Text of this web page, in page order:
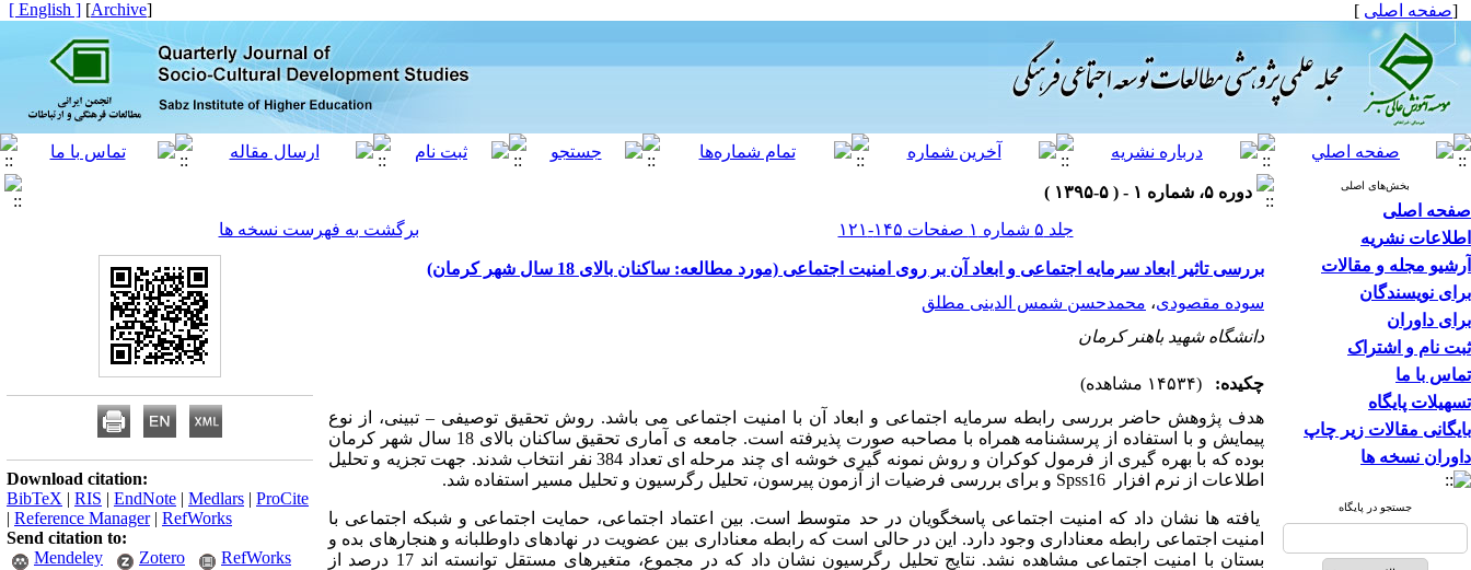
[صفحه اصلی ]
[
Archive
]
[ English ]
بخش‌های اصلی
صفحه اصلی
اطلاعات نشریه
آرشیو مجله و مقالات
برای نویسندگان
برای داوران
ثبت نام و اشتراک
تماس با ما
تسهیلات پایگاه
بایگانی مقالات زیر چاپ
داوران نسخه ها
جستجو در پایگاه
دوره ۵، شماره ۱ - ( ۵-۱۳۹۵ )
جلد ۵ شماره ۱ صفحات ۱۴۵-۱۲۱
برگشت به فهرست نسخه ها
بررسی تاثیر ابعاد سرمایه اجتماعی و ابعاد آن بر روی امنیت اجتماعی (مورد مطالعه: ساکنان بالای 18 سال شهر کرمان)
سوده مقصودی، محمدحسن شمس الدینی مطلق
دانشگاه شهید باهنر کرمان
چکیده:
(۱۴۵۳۴ مشاهده)
هدف پژوهش حاضر بررسی رابطه سرمایه اجتماعی و ابعاد آن با امنیت اجتماعی می باشد. روش تحقیق توصیفی – تبینی، از نوع
پیمایش و با استفاده از پرسشنامه همراه با مصاحبه صورت پذیرفته است. جامعه ی آماری تحقیق ساکنان بالای 18 سال شهر کرمان
بوده که با بهره گیری از فرمول کوکران و روش نمونه گیری خوشه ای چند مرحله ای تعداد 384 نفر انتخاب شدند. جهت تجزیه و تحلیل
اطلاعات از نرم افزار
Spss16 و برای بررسی فرضیات از آزمون پیرسون، تحلیل رگرسیون و تحلیل مسیر استفاده شد.
یافته ها نشان داد که امنیت اجتماعی پاسخگویان در حد متوسط است. بین اعتماد اجتماعی، حمایت اجتماعی و شبکه اجتماعی با
امنیت اجتماعی رابطه معناداری وجود دارد. این در حالی است که رابطه معناداری بین عضویت در نهادهای داوطلبانه و هنجارهای بده و
بستان با امنیت اجتماعی مشاهده نشد. نتایج تحلیل رگرسیون نشان داد که در مجموع، متغیرهای مستقل توانسته اند 17 درصد از
Download citation:
BibTeX | RIS | EndNote | Medlars | ProCite
| Reference Manager| RefWorks
Send citation to:
Mendeley
Zotero RefWorks